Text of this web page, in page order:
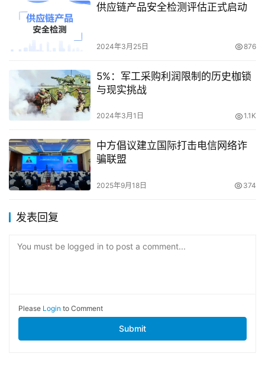
供应链产品安全检测评估正式启动
2024年3月25日 876
5%：军工采购利润限制的历史枷锁
与现实挑战
2024年3月1日 1.1K
中方倡议建立国际打击电信网络诈
骗联盟
2025年9月18日 374
发表回复
You must be logged in to post a comment...
Please Login to Comment
Submit